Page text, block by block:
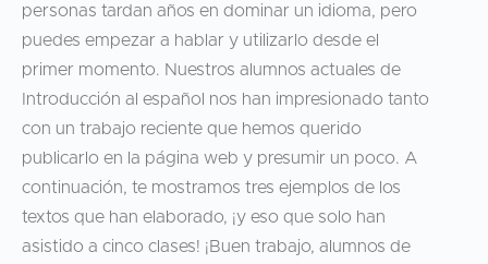
personas tardan años en dominar un idioma, pero
puedes empezar a hablar y utilizarlo desde el
primer momento. Nuestros alumnos actuales de
Introducción al español nos han impresionado tanto
con un trabajo reciente que hemos querido
publicarlo en la página web y presumir un poco. A
continuación, te mostramos tres ejemplos de los
textos que han elaborado, ¡y eso que solo han
asistido a cinco clases! ¡Buen trabajo, alumnos de